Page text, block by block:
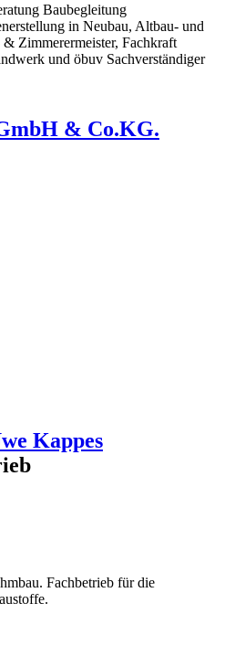
Baubegleitung
in Neubau, Altbau- und
Zimmerermeister, Fachkraft
und öbuv Sachverständiger
& Co.KG.
Kappes
Fachbetrieb für die